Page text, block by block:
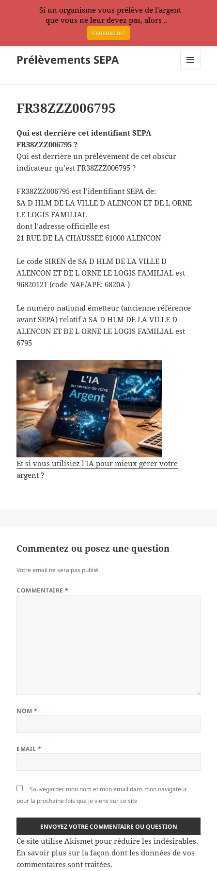
Prélèvements SEPA
FR38ZZZ006795
Qui est derrière cet identifiant SEPA
FR38ZZZ006795 ?
Qui est derrière un prélèvement de cet obscur
indicateur qu’est FR38ZZZ006795 ?
FR38ZZZ006795 est l’identifiant SEPA de:
SA D HLM DE LA VILLE D ALENCON ET DE L ORNE
LE LOGIS FAMILIAL
dont l’adresse officielle est
21 RUE DE LA CHAUSSEE 61000 ALENCON
Le code SIREN de SA D HLM DE LA VILLE D
ALENCON ET DE L ORNE LE LOGIS FAMILIAL est
96820121 (code NAF/APE: 6820A )
Le numéro national émetteur (ancienne référence
avant SEPA) relatif à SA D HLM DE LA VILLE D
ALENCON ET DE L ORNE LE LOGIS FAMILIAL est
6795
Et si vous utilisiez l'IA pour mieux gérer votre
argent ?
Commentez ou posez une question
Votre email ne sera pas publié
COMMENTAIRE*
NOM*
EMAIL*
Sauvegarder mon nom et mon email dans mon navigateur
pour la prochaine fois que je viens sur ce site
Ce site utilise Akismet pour réduire les indésirables.
En savoir plus sur la façon dont les données de vos
commentaires sont traitées.
Si un organisme vous prélève de l'argent
que vous ne leur devez pas, alors ..
Signalez le !